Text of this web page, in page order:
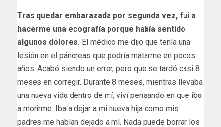
Tras quedar embarazada por segunda vez, fui a
hacerme una ecografía porque había sentido
algunos dolores. El médico me dijo que tenía una
lesión en el páncreas que podría matarme en pocos
años. Acabó siendo un error, pero que se tardó casi 8
meses en corregir. Durante 8 meses, mientras llevaba
una nueva vida dentro de mí, viví pensando en que iba
a morirme. Iba a dejar a mi nueva hija como mis
padres me habían dejado a mí. Nada puede borrar los